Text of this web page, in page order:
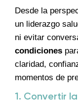
Desde la
un liderazgo
ni evitar
condiciones
claridad,
momentos de
1. Convertir